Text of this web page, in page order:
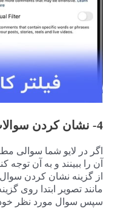
4- نشان کردن سوالات پرسیده شده در لایو
اگر در لایو شما سوالی
آن را ببینند و به آن توجه
از گزینه نشان کردن سوال
مانند تصویر ابتدا روی
سپس سوال مورد نظر خود